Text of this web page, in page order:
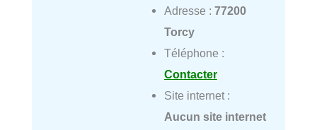
Adresse : 77200
Torcy
Téléphone :
Contacter
Site internet :
Aucun site internet